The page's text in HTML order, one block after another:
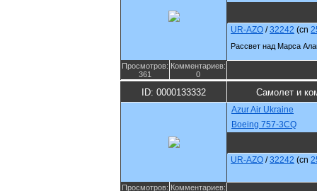
UR-AZO /32242 (cn
Рассвет над Марса
Просмотров:
361
Комментариев:
0
ID: 0000133332 Самолет и
Azur Air Ukraine
Boeing 757-3CQ
UR-AZO /32242 (cn
Просмотров: Комментариев: